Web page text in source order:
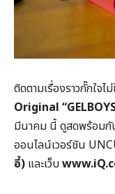
ติดตามเรื่องราวกั๊กใจไ
Original
มีนาคม นี้ ดูสดพร้อมกั
ออนไลน์เวอร์ชัน
อี้) และเว็บ